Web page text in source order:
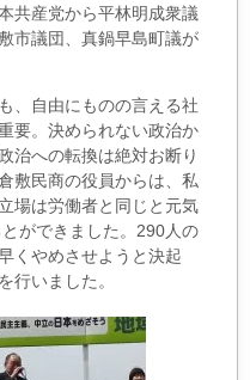
共産党から平林明成衆議
市議団、真鍋早島町議が
、自由にものの言える社
要。決められない政治か
治への転換は絶対お断り
敷民商の役員からは、私
場は労働者と同じと元気
ができました。290人の
くやめさせようと決起
行いました。